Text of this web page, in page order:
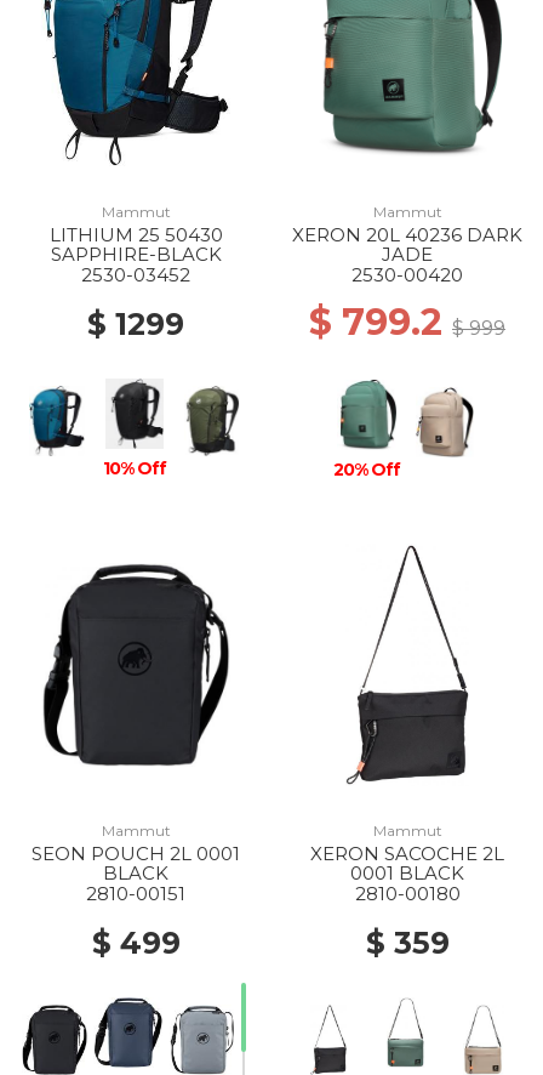
Mammut
LITHIUM 25 50430
SAPPHIRE-BLACK
2530-03452
$ 1299
10% Off
Mammut
XERON 20L 40236 DARK
JADE
2530-00420
$ 799.2 $ 999
20% Off
Mammut
SEON POUCH 2L 0001
BLACK
2810-00151
$ 499
Mammut
XERON SACOCHE 2L
0001 BLACK
2810-00180
$ 359